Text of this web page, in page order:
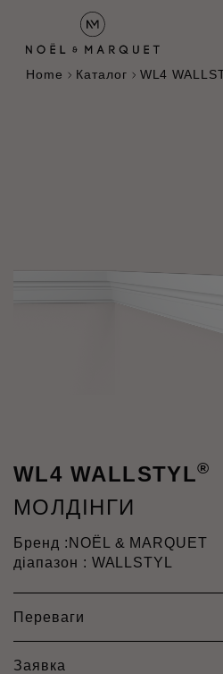
Home Каталог WL4
WL4 WALLSTYL®
МОЛДІНГИ
Бренд : NOËL & MARQUET
діапазон : WALLSTYL
Переваги
Заявка